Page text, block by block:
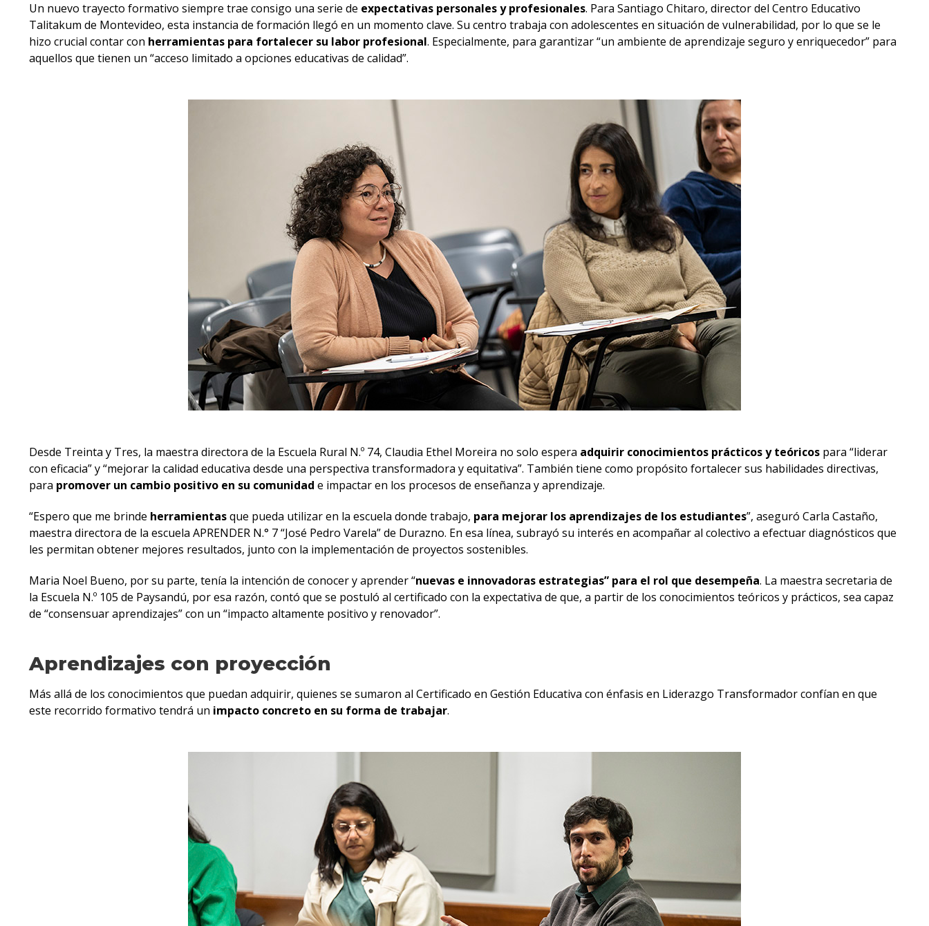
Un nuevo trayecto formativo siempre trae consigo una serie de expectativas personales y profesionales. Para Santiago Chitaro, director del Centro Educativo
Talitakum de Montevideo, esta instancia de formación llegó en un momento clave. Su centro trabaja con adolescentes en situación de vulnerabilidad, por lo que se le
hizo crucial contar con herramientas para fortalecer su labor profesional. Especialmente, para garantizar “un ambiente de aprendizaje seguro y enriquecedor” para
aquellos que tienen un “acceso limitado a opciones educativas de calidad”.
Desde Treinta y Tres, la maestra directora de la Escuela Rural N.º 74, Claudia Ethel Moreira no solo espera adquirir conocimientos prácticos y teóricos para “liderar
con eficacia” y “mejorar la calidad educativa desde una perspectiva transformadora y equitativa”. También tiene como propósito fortalecer sus habilidades directivas,
para promover un cambio positivo en su comunidad e impactar en los procesos de enseñanza y aprendizaje.
“Espero que me brinde herramientasque pueda utilizar en la escuela donde trabajo, para mejorar los aprendizajes de los estudiantes”, aseguró Carla Castaño,
maestra directora de la escuela APRENDER N.° 7 “José Pedro Varela” de Durazno. En esa línea, subrayó su interés en acompañar al colectivo a efectuar diagnósticos que
les permitan obtener mejores resultados, junto con la implementación de proyectos sostenibles.
Maria Noel Bueno, por su parte, tenía la intención de conocer y aprender “nuevas e innovadoras estrategias” para el rol que desempeña. La maestra secretaria de
la Escuela N.º 105 de Paysandú, por esa razón, contó que se postuló al certificado con la expectativa de que, a partir de los conocimientos teóricos y prácticos, sea capaz
de “consensuar aprendizajes” con un “impacto altamente positivo y renovador”.
Aprendizajes con proyección
Más allá de los conocimientos que puedan adquirir, quienes se sumaron al Certificado en Gestión Educativa con énfasis en Liderazgo Transformador confían en que
este recorrido formativo tendrá un impacto concreto en su forma de trabajar.